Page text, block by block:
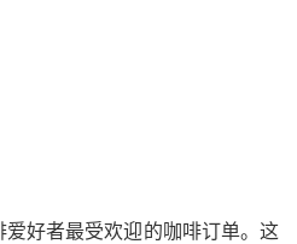
爱好者最受欢迎的咖啡订单。这